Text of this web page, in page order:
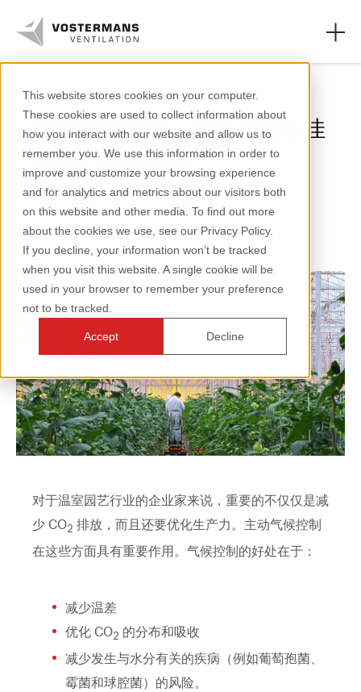
This website stores cookies on your computer.
These cookies are used to collect information about
how you interact with our website and allow us to
remember you. We use this information in order to
improve and customize your browsing experience
and for analytics and metrics about our visitors both
on this website and other media. To find out more
about the cookies we use, see our Privacy Policy.
If you decline, your information won’t be tracked
when you visit this website. A single cookie will be
used in your browser to remember your preference
not to be tracked.
Accept Decline
轴流风机和零件
农业领域
工业领域
资源页面
关于我们
+31 (0)77 389 32 32
ventilation@vostermans.com
Vostermans Companies
联系
温室需要通风：确保作物最佳
生长的关键因素
1 分钟阅读
对于温室园艺行业的企业家来说，重要的不仅仅是减
少 CO2 排放，而且还要优化生产力。主动气候控制
在这些方面具有重要作用。气候控制的好处在于：
减少温差
优化 CO2 的分布和吸收
减少发生与水分有关的疾病（例如葡萄孢菌、
霉菌和球腔菌）的风险。